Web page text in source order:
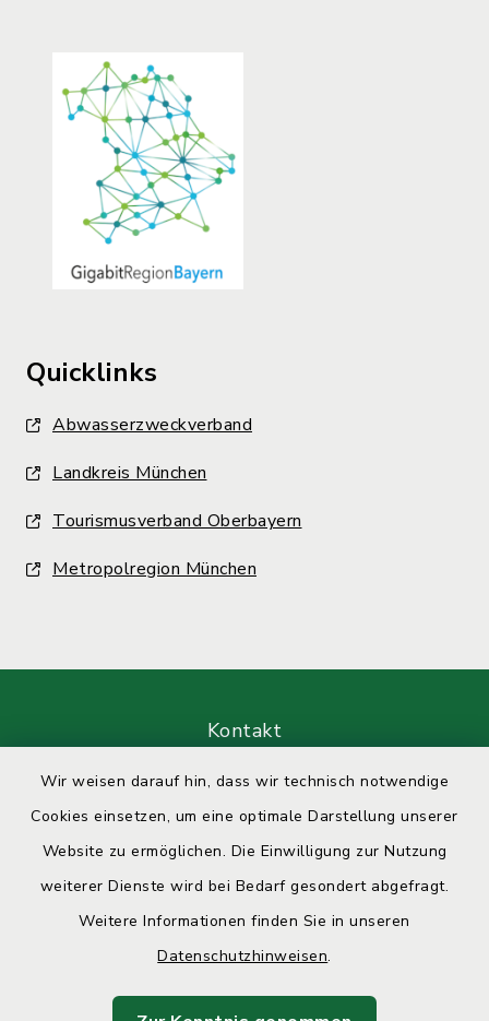
Wir weisen darauf hin, dass wir technisch notwendige
Cookies einsetzen, um eine optimale Darstellung unserer
Website zu ermöglichen. Die Einwilligung zur Nutzung
weiterer Dienste wird bei Bedarf gesondert abgefragt.
Weitere Informationen finden Sie in unseren
Datenschutzhinweisen.
Quicklinks
Abwasserzweckverband
Landkreis München
Tourismusverband Oberbayern
Metropolregion München
Kontakt
Barrierefreiheit
Datenschutz
Impressum
Sitemap
Cookie-Einstellungen